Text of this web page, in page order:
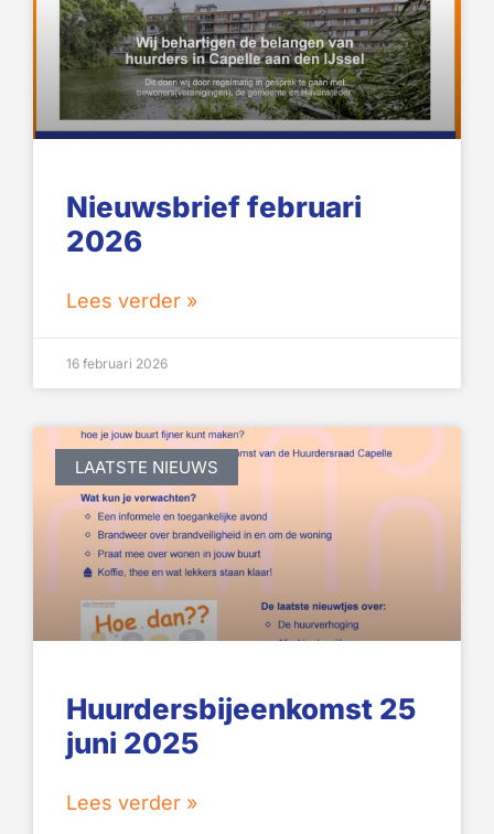
Nieuwsbrief februari
2026
Lees verder »
16 februari 2026
LAATSTE NIEUWS
Huurdersbijeenkomst 25
juni 2025
Lees verder »